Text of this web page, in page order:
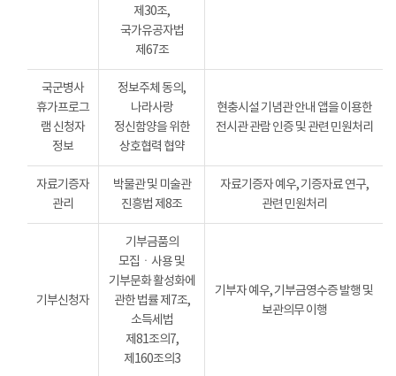
제30조,
국가유공자법
제67조
국군병사
휴가프로그
램 신청자
정보
정보주체 동의,
나라사랑
정신함양을 위한
상호협력 협약
현충시설 기념관 안내 앱을 이용한
전시관 관람 인증 및 관련 민원처리
자료기증자
관리
박물관 및 미술관
진흥법 제8조
자료기증자 예우, 기증자료 연구,
관련 민원처리
기부신청자
기부금품의
모집ㆍ사용 및
기부문화 활성화에
관한 법률 제7조,
소득세법
제81조의7,
제160조의3
기부자 예우, 기부금영수증 발행 및
보관의무 이행